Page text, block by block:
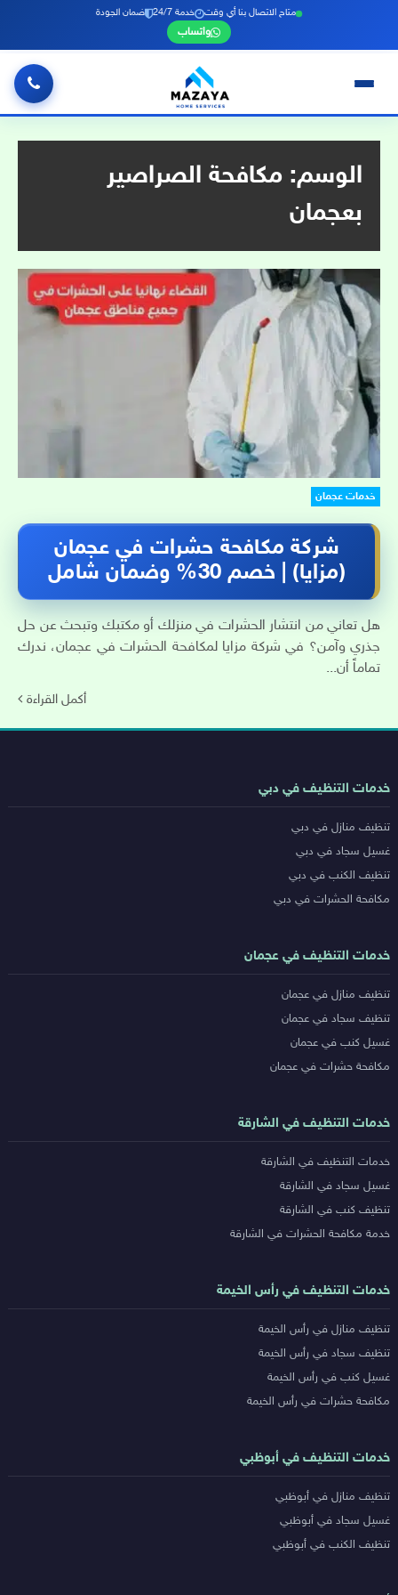
متاح الاتصال بنا أي وقت خدمة 24/7 ضمان الجودة
واتساب
الوسم: مكافحة الصراصير
بعجمان
خدمات عجمان
شركة مكافحة حشرات في عجمان
(مزايا) | خصم 30% وضمان شامل
هل تعاني من انتشار الحشرات في منزلك أو مكتبك وتبحث عن حل
جذري وآمن؟ في شركة مزايا لمكافحة الحشرات في عجمان، ندرك
تماماً أن...
أكمل القراءة
روابط
المدن
خدمات التنظيف في دبي
تنظيف منازل في دبي
غسيل سجاد في دبي
تنظيف الكنب في دبي
مكافحة الحشرات في دبي
خدمات التنظيف في عجمان
تنظيف منازل في عجمان
تنظيف سجاد في عجمان
غسيل كنب في عجمان
مكافحة حشرات في عجمان
خدمات التنظيف في الشارقة
خدمات التنظيف في الشارقة
غسيل سجاد في الشارقة
تنظيف كنب في الشارقة
خدمة مكافحة الحشرات في الشارقة
خدمات التنظيف في رأس الخيمة
تنظيف منازل في رأس الخيمة
تنظيف سجاد في رأس الخيمة
غسيل كنب في رأس الخيمة
مكافحة حشرات في رأس الخيمة
خدمات التنظيف في أبوظبي
تنظيف منازل في أبوظبي
غسيل سجاد في أبوظبي
تنظيف الكنب في أبوظبي